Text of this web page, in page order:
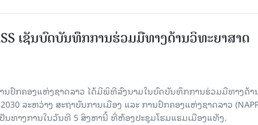
ເຊັນບົດບັນທຶກການຮ່ວມມືທາງດ້ານວິທະຍາສາດ
ານປົກຄອງແຫ່ງຊາດລາວ ໄດ້ມີພິທີລົງນາມໃນບົດບັນທຶກການຮ່ວມມືທາງດ້າ
ລະຫວ່າງ ສະຖາບັນການເມືອງ ແລະ ການປົກຄອງແຫ່ງຊາດລາວ
ນທາງການໃນວັນທີ 5 ສິງຫານີ້ ທີ່ຫ້ອງປະຊຸມໂຮມແຮມເມືອງແທັງ.